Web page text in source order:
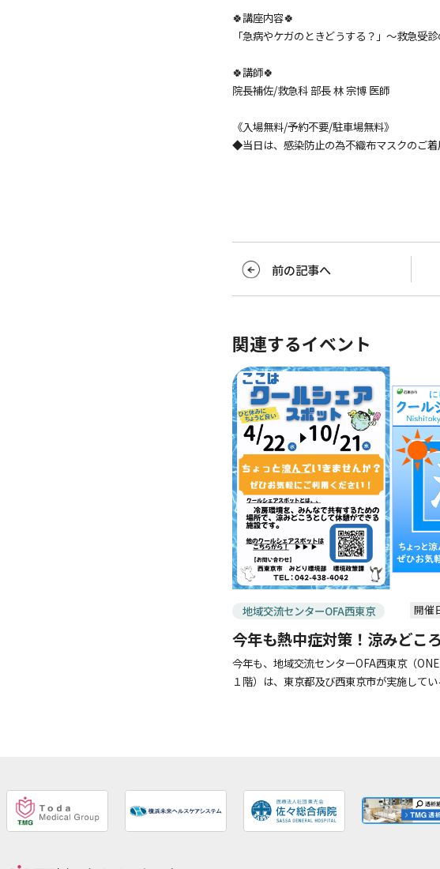
🍀講座内容🍀
「急病やケガのときどうする？」～救急受
🍀講師🍀
院長補佐/救急科 部長 林 宗博 医師
《入場無料/予約不要/駐車場無料》
◆当日は、感染防止の為不織布マスクのご着
前の記事へ
関連するイベント
地域交流センターOFA西東京 開催
今年も熱中症対策！涼みどこ
ェアスポット」としてご利
今年も、地域交流センターOFA西東京（
１階）は、東京都及び西東京市が実施して